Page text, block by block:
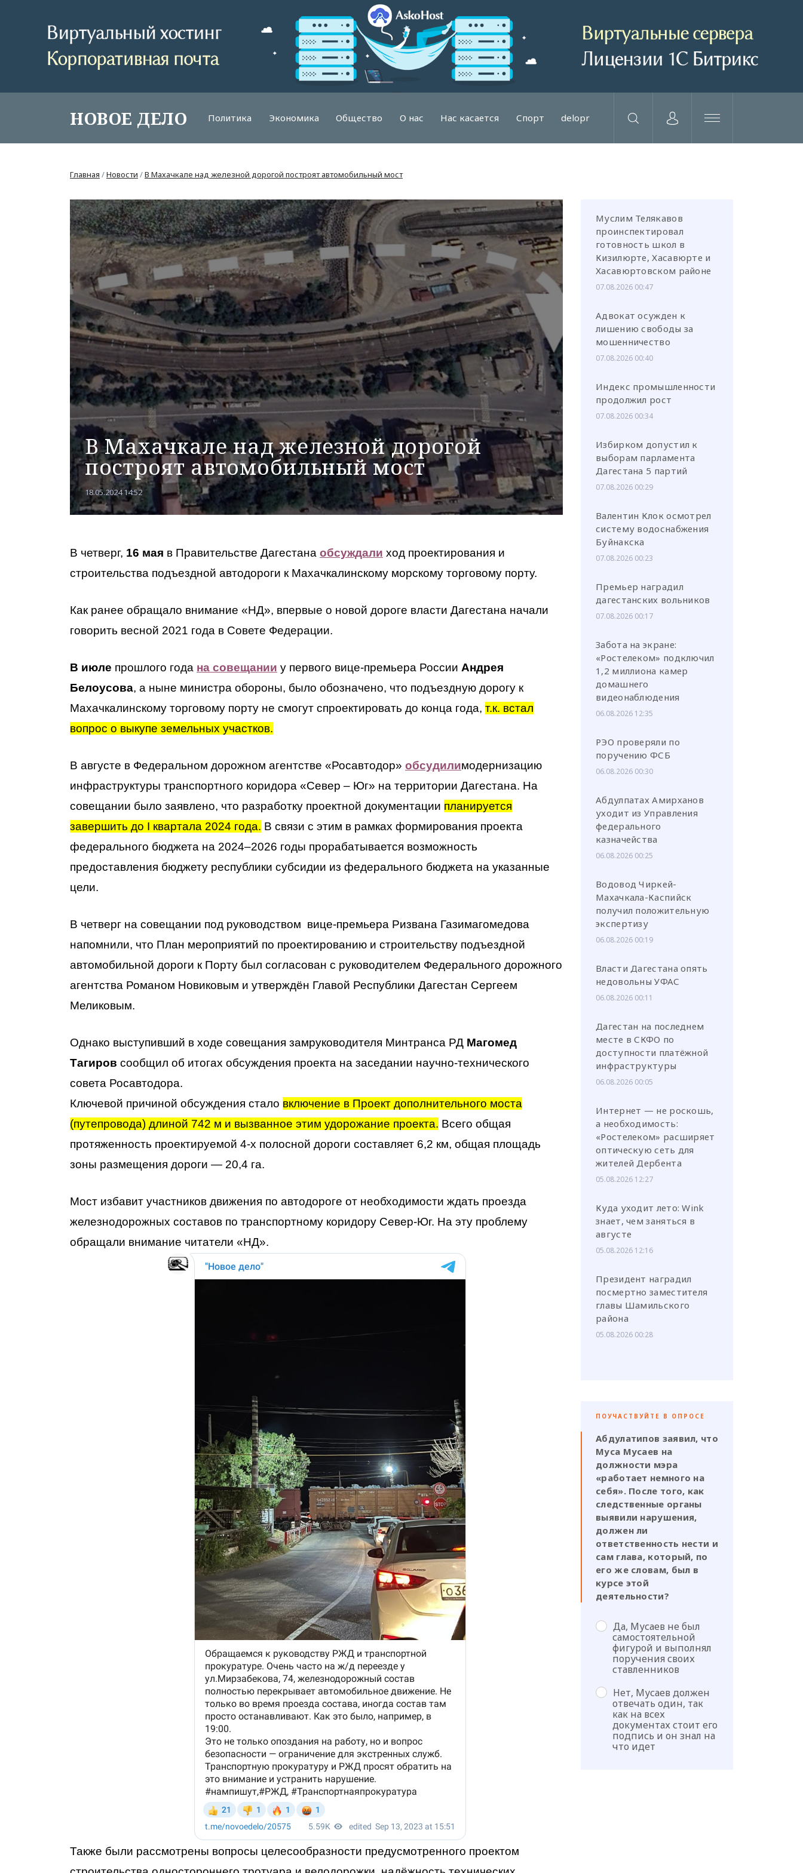
НОВОЕ ДЕЛО Политика Экономика Общество О нас Нас касается Спорт delopr
или через соц. сети
Главная /Новости /В Махачкале над железной дорогой построят автомобильный мост
В Махачкале над железной дорогой
построят автомобильный мост
18.05.2024 14:52
В четверг, 16 мая в Правительстве Дагестана обсуждали ход проектирования и
строительства подъездной автодороги к Махачкалинскому морскому торговому порту.
Как ранее обращало внимание «НД», впервые о новой дороге власти Дагестана начали
говорить весной 2021 года в Совете Федерации.
В июле прошлого года на совещании у первого вице-премьера России Андрея
Белоусова, а ныне министра обороны, было обозначено, что подъездную дорогу к
Махачкалинскому торговому порту не смогут спроектировать до конца года, т.к. встал
вопрос о выкупе земельных участков.
В августе в Федеральном дорожном агентстве «Росавтодор» обсудилимодернизацию
инфраструктуры транспортного коридора «Север – Юг» на территории Дагестана. На
совещании было заявлено, что разработку проектной документации планируется
завершить до I квартала 2024 года. В связи с этим в рамках формирования проекта
федерального бюджета на 2024–2026 годы прорабатывается возможность
предоставления бюджету республики субсидии из федерального бюджета на указанные
цели.
В четверг на совещании под руководством вице-премьера Ризвана Газимагомедова
напомнили, что План мероприятий по проектированию и строительству подъездной
автомобильной дороги к Порту был согласован с руководителем Федерального дорожного
агентства Романом Новиковым и утверждён Главой Республики Дагестан Сергеем
Меликовым.
Однако выступивший в ходе совещания замруководителя Минтранса РД Магомед
Тагиров сообщил об итогах обсуждения проекта на заседании научно-технического
совета Росавтодора.
Ключевой причиной обсуждения стало включение в Проект дополнительного моста
(путепровода) длиной 742 м и вызванное этим удорожание проекта. Всего общая
протяженность проектируемой 4-х полосной дороги составляет 6,2 км, общая площадь
зоны размещения дороги — 20,4 га.
Мост избавит участников движения по автодороге от необходимости ждать проезда
железнодорожных составов по транспортному коридору Север-Юг. На эту проблему
обращали внимание читатели «НД».
Также были рассмотрены вопросы целесообразности предусмотренного проектом
Муслим Телякавов
проинспектировал
готовность школ в
Кизилюрте, Хасавюрте и
Хасавюртовском районе
07.08.2026 00:47
Адвокат осужден к
лишению свободы за
мошенничество
07.08.2026 00:40
Индекс промышленности
продолжил рост
07.08.2026 00:34
Избирком допустил к
выборам парламента
Дагестана 5 партий
07.08.2026 00:29
Валентин Клок осмотрел
систему водоснабжения
Буйнакска
07.08.2026 00:23
Премьер наградил
дагестанских вольников
07.08.2026 00:17
Забота на экране:
«Ростелеком» подключил
1,2 миллиона камер
домашнего
видеонаблюдения
06.08.2026 12:35
РЭО проверяли по
поручению ФСБ
06.08.2026 00:30
Абдулпатах Амирханов
уходит из Управления
федерального
казначейства
06.08.2026 00:25
Водовод Чиркей-
Махачкала-Каспийск
получил положительную
экспертизу
06.08.2026 00:19
Власти Дагестана опять
недовольны УФАС
06.08.2026 00:11
Дагестан на последнем
месте в СКФО по
доступности платёжной
инфраструктуры
06.08.2026 00:05
Интернет — не роскошь,
а необходимость:
«Ростелеком» расширяет
оптическую сеть для
жителей Дербента
05.08.2026 12:27
Куда уходит лето: Wink
знает, чем заняться в
августе
05.08.2026 12:16
Президент наградил
посмертно заместителя
главы Шамильского
района
05.08.2026 00:28
ПОУЧАСТВУЙТЕ В ОПРОСЕ
Абдулатипов заявил, что
Муса Мусаев на
должности мэра
«работает немного на
себя». После того, как
следственные органы
выявили нарушения,
должен ли
ответственность нести и
сам глава, который, по
его же словам, был в
курсе этой
деятельности?
Да, Мусаев не был
самостоятельной
фигурой и выполнял
поручения своих
ставленников
Нет, Мусаев должен
отвечать один, так
как на всех
документах стоит его
подпись и он знал на
что идет